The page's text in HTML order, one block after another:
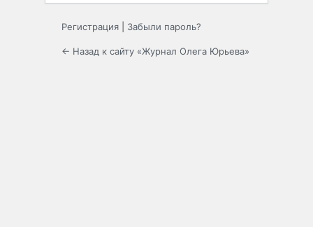
Регистрация Забыли пароль?
← Назад к сайту «Журнал Олега Юрьева»